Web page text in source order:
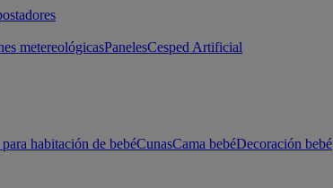
metereológicasPanelesCesped Artificial
habitación de bebéCunasCama bebéDecoración bebé